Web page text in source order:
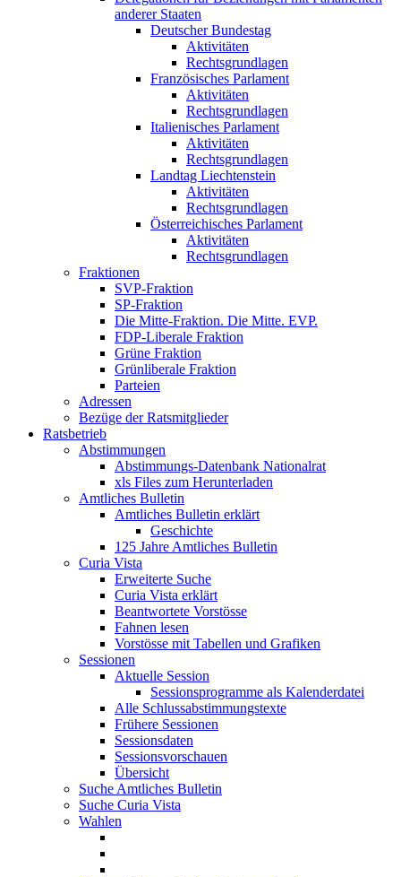
anderer Staaten
Deutscher Bundestag
Aktivitäten
Rechtsgrundlagen
Französisches Parlament
Aktivitäten
Rechtsgrundlagen
Italienisches Parlament
Aktivitäten
Rechtsgrundlagen
Landtag Liechtenstein
Aktivitäten
Rechtsgrundlagen
Österreichisches Parlament
Aktivitäten
Rechtsgrundlagen
Fraktionen
SVP-Fraktion
SP-Fraktion
Die Mitte-Fraktion. Die Mitte. EVP.
FDP-Liberale Fraktion
Grüne Fraktion
Grünliberale Fraktion
Parteien
Adressen
Bezüge der Ratsmitglieder
Ratsbetrieb
Abstimmungen
Abstimmungs-Datenbank Nationalrat
xls Files zum Herunterladen
Amtliches Bulletin
Amtliches Bulletin erklärt
Geschichte
125 Jahre Amtliches Bulletin
Curia Vista
Erweiterte Suche
Curia Vista erklärt
Beantwortete Vorstösse
Fahnen lesen
Vorstösse mit Tabellen und Grafiken
Sessionen
Aktuelle Session
Sessionsprogramme als Kalenderdatei
Alle Schlussabstimmungstexte
Frühere Sessionen
Sessionsdaten
Sessionsvorschauen
Übersicht
Suche Amtliches Bulletin
Suche Curia Vista
Wahlen